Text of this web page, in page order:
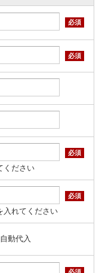
必須
必須
必須
ください
必須
入れてください
動代入